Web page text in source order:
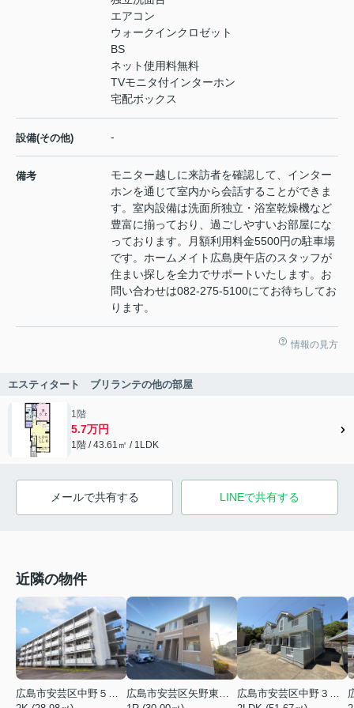
エアコン
ウォークインクロゼット
BS
ネット使用料無料
TVモニタ付インターホン
宅配ボックス
設備(その他) -
備考
モニター越しに来訪者を確認して、インター
ホンを通じて室内から会話することができま
す。室内設備は洗面所独立・浴室乾燥機など
豊富に揃っており、過ごしやすいお部屋にな
っております。月額利用料金5500円の駐車場
です。ホームメイト広島庚午店のスタッフが
住まい探しを全力でサポートいたします。お
問い合わせは082-275-5100にてお待ちしてお
ります。
情報の見方
エスティタート ブリランテの他の部屋
1階
5.7万円
1階 / 43.61㎡ / 1LDK
メールで共有する LINEで共有する
近隣の物件